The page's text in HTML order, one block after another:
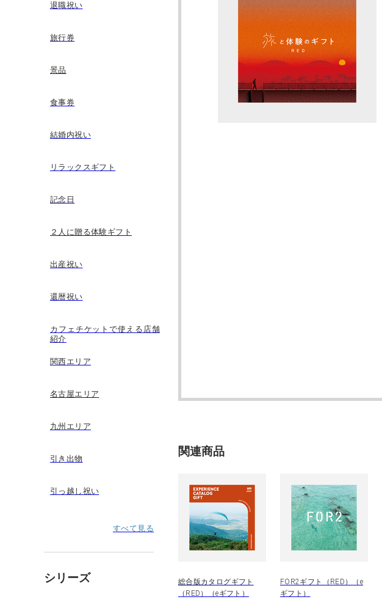
退職祝い
旅行券
景品
食事券
結婚内祝い
リラックスギフト
記念日
２人に贈る体験ギフト
出産祝い
還暦祝い
カフェチケットで使える店舗
紹介
関西エリア
名古屋エリア
九州エリア
引き出物
引っ越し祝い
すべて見る
シリーズ
関連商品
総合版カタログギフト
（RED）（eギフト）
FOR2ギフト（RED）（e
ギフト）